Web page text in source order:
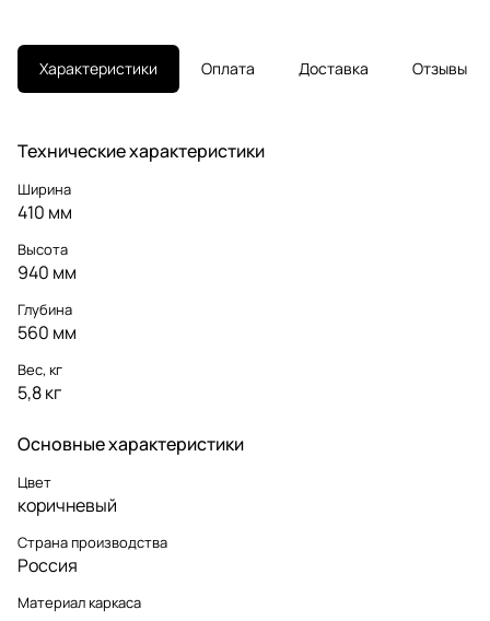
Характеристики Оплата Доставка Отзывы
Технические характеристики
Ширина
410 мм
Высота
940 мм
Глубина
560 мм
Вес, кг
5,8 кг
Основные характеристики
Цвет
коричневый
Страна производства
Россия
Материал каркаса